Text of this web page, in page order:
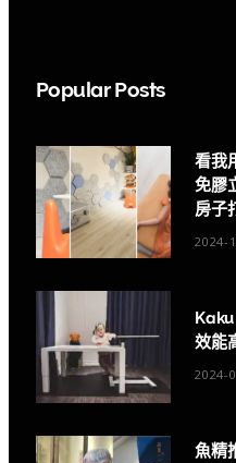
Popular Posts
看我
免膠
房子
2024-
效能
2024-
魚精